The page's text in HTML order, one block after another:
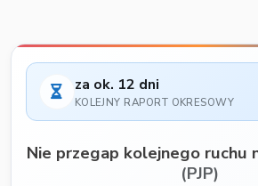
za ok. 12 dni
KOLEJNY RAPORT OKRESOWY
Nie przegap kolejnego ruchu
(PJP)